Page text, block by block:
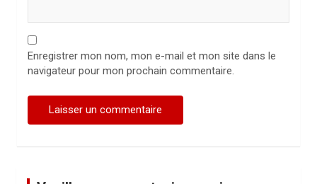
Enregistrer mon nom, mon e-mail et mon site dans le
navigateur pour mon prochain commentaire.